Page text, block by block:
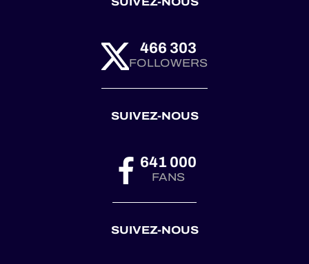
466 303
FOLLOWERS
SUIVEZ-NOUS
641 000
FANS
SUIVEZ-NOUS